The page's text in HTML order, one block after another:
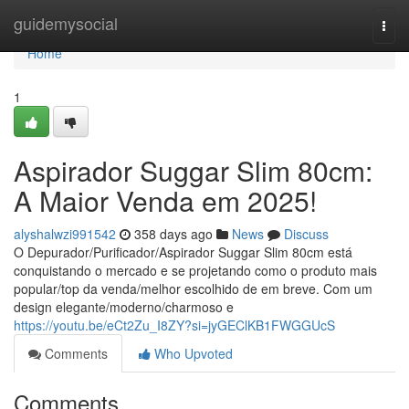
guidemysocial
Home
Home
1
Aspirador Suggar Slim 80cm:
A Maior Venda em 2025!
alyshalwzi991542 358 days ago News
Discuss
O Depurador/Purificador/Aspirador Suggar Slim 80cm está
conquistando o mercado e se projetando como o produto mais
popular/top da venda/melhor escolhido de em breve. Com um
design elegante/moderno/charmoso e
https://youtu.be/eCt2Zu_I8ZY?si=jyGEClKB1FWGGUcS
Comments
Who Upvoted
Comments